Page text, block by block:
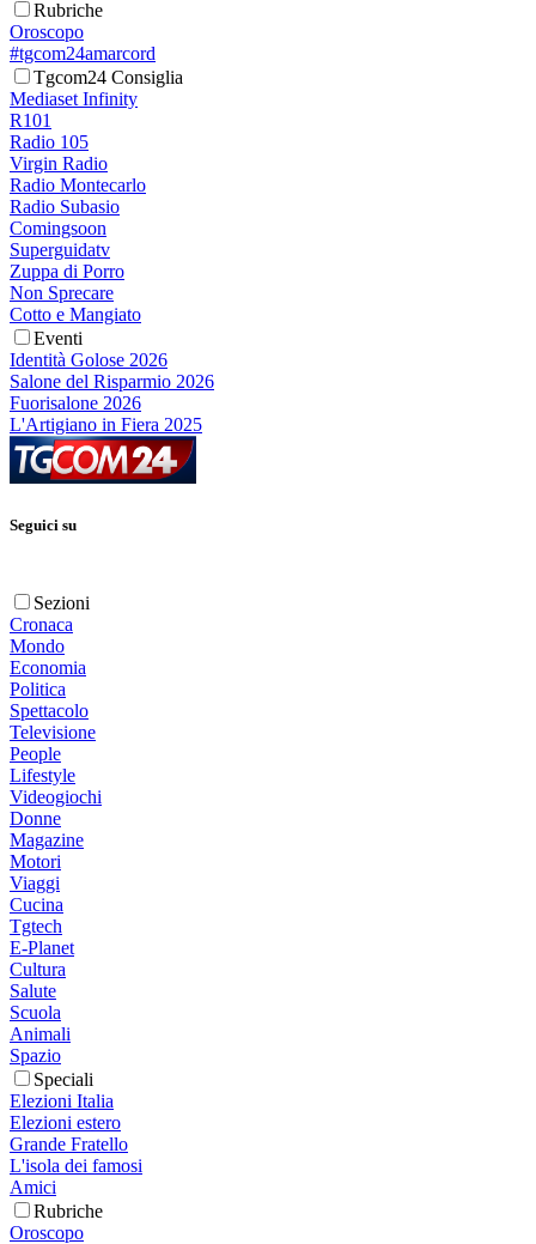
Rubriche
Oroscopo
#tgcom24amarcord
Tgcom24 Consiglia
Mediaset Infinity
R101
Radio 105
Virgin Radio
Radio Montecarlo
Radio Subasio
Comingsoon
Superguidatv
Zuppa di Porro
Non Sprecare
Cotto e Mangiato
Eventi
Identità Golose 2026
Salone del Risparmio 2026
Fuorisalone 2026
L'Artigiano in Fiera 2025
Seguici su
Sezioni
Cronaca
Mondo
Economia
Politica
Spettacolo
Televisione
People
Lifestyle
Videogiochi
Donne
Magazine
Motori
Viaggi
Cucina
Tgtech
E-Planet
Cultura
Salute
Scuola
Animali
Spazio
Speciali
Elezioni Italia
Elezioni estero
Grande Fratello
L'isola dei famosi
Amici
Rubriche
Oroscopo